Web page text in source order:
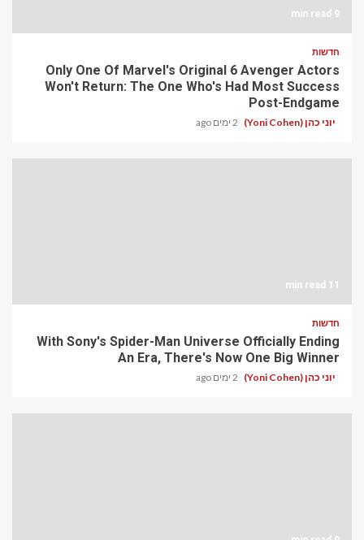
9 min read
חדשות
Only One Of Marvel's Original 6 Avenger Actors
Won't Return: The One Who's Had Most Success
Post-Endgame
יוני כהן (Yoni Cohen) 2 ימים ago
11 min read
חדשות
With Sony's Spider-Man Universe Officially Ending
An Era, There's Now One Big Winner
יוני כהן (Yoni Cohen) 2 ימים ago